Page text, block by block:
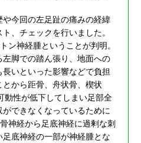
今回の左足趾の痛みの経緯
、チェックを行いました。
ン神経腫ということが判明。
脚での踏ん張り、地面への
いといった影響などで負担
から距骨、舟状骨、楔状
動性が低下してしまい足部全
できなくなっているために
神経から足底神経に過剰な刺
底神経の一部が神経腫とな